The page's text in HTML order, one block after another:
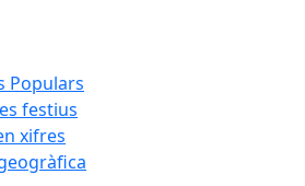
Populars
festius
xifres